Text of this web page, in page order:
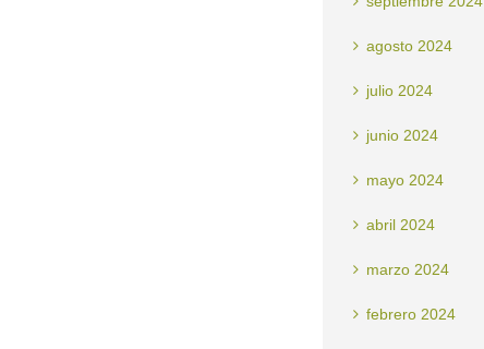
agosto 2024
julio 2024
junio 2024
mayo 2024
abril 2024
marzo 2024
febrero 2024